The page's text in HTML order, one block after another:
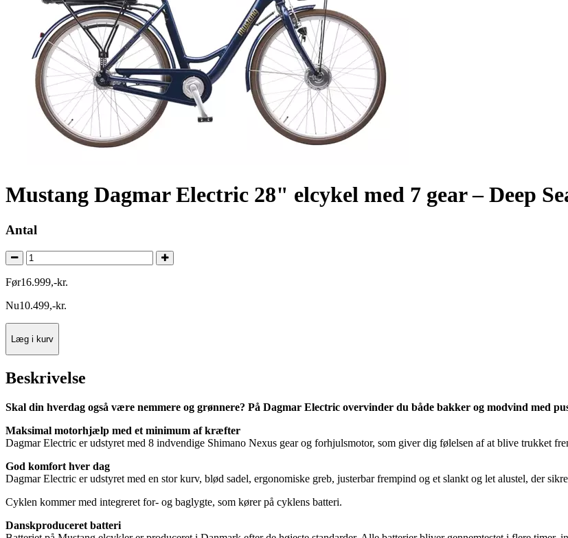
Mustang Dagmar Electric 28" elcykel med 7 gear – Deep
Antal
Før16.999,-kr.
Nu10.499,-kr.
Læg i kurv
Beskrivelse
Skal din hverdag også være nemmere og grønnere? På Dagmar Electric overvinder du både bakker og modvind med
Maksimal motorhjælp med et minimum af kræfter
Dagmar Electric er udstyret med 8 indvendige Shimano Nexus gear og forhjulsmotor, som giver dig følelsen af at blive trukket
God komfort hver dag
Dagmar Electric er udstyret med en stor kurv, blød sadel, ergonomiske greb, justerbar frempind og et slankt og let alustel, der
Cyklen kommer med integreret for- og baglygte, som kører på cyklens batteri.
Danskproduceret batteri